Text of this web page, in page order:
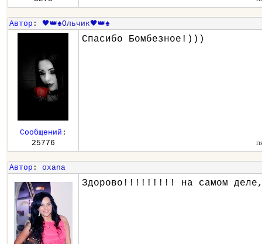
Автор : 🖤👑♠️Ольчик🖤👑♠️
Спасибо Бомбезное!)))
Сообщений :
25776
Автор : oxana
Здорово!!!!!!!!! на самом